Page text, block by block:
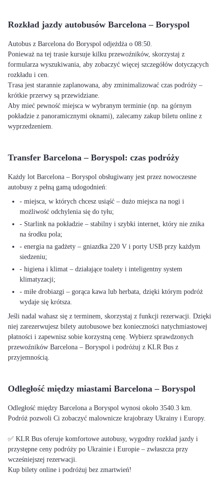
Rozkład jazdy autobusów Barcelona – Boryspol
Autobus z Barcelona do Boryspol odjeżdża o 08:50.
Ponieważ na tej trasie kursuje kilku przewoźników, skorzystaj z
formularza wyszukiwania, aby zobaczyć więcej szczegółów dotyczących
rozkładu i cen.
Trasa jest starannie zaplanowana, aby zminimalizować czas podróży –
krótkie przerwy są przewidziane.
Aby mieć pewność miejsca w wybranym terminie (np. na górnym
pokładzie z panoramicznymi oknami), zalecamy zakup biletu online z
wyprzedzeniem.
Transfer Barcelona – Boryspol: czas podróży
Każdy lot Barcelona – Boryspol obsługiwany jest przez nowoczesne
autobusy z pełną gamą udogodnień:
- miejsca, w których chcesz usiąść – dużo miejsca na nogi i
możliwość odchylenia się do tyłu;
- Starlink na pokładzie – stabilny i szybki internet, który nie znika
na środku pola;
- energia na gadżety – gniazdka 220 V i porty USB przy każdym
siedzeniu;
- higiena i klimat – działające toalety i inteligentny system
klimatyzacji;
- miłe drobiazgi – gorąca kawa lub herbata, dzięki którym podróż
wydaje się krótsza.
Jeśli nadal wahasz się z terminem, skorzystaj z funkcji rezerwacji. Dzięki
niej zarezerwujesz bilety autobusowe bez konieczności natychmiastowej
płatności i zapewnisz sobie korzystną cenę. Wybierz sprawdzonych
przewoźników Barcelona – Boryspol i podróżuj z KLR Bus z
przyjemnością.
Odległość między miastami Barcelona – Boryspol
Odległość między Barcelona a Boryspol wynosi około 3540.3 km.
Podróż pozwoli Ci zobaczyć malownicze krajobrazy Ukrainy i Europy.
✅ KLR Bus oferuje komfortowe autobusy, wygodny rozkład jazdy i
przystępne ceny podróży po Ukrainie i Europie – zwłaszcza przy
wcześniejszej rezerwacji.
Kup bilety online i podróżuj bez zmartwień!